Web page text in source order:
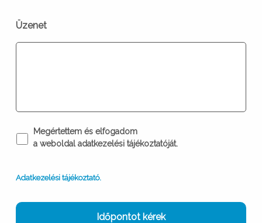
Üzenet
Adatkezelési
Megértettem és elfogadom
a weboldal adatkezelési tájékoztatóját.
Adatkezelési tájékoztató.